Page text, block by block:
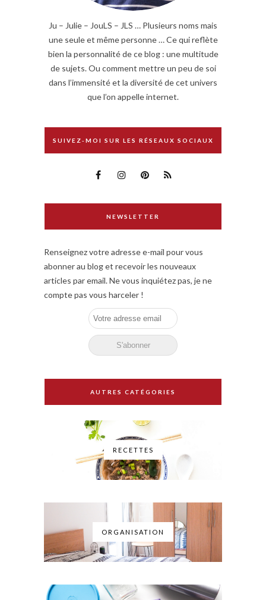
Ju – Julie – JouLS – JLS … Plusieurs noms mais
une seule et même personne … Ce qui reflète
bien la personnalité de ce blog : une multitude
de sujets. Ou comment mettre un peu de soi
dans l’immensité et la diversité de cet univers
que l’on appelle internet.
SUIVEZ-MOI SUR LES RÉSEAUX SOCIAUX
NEWSLETTER
Renseignez votre adresse e-mail pour vous
abonner au blog et recevoir les nouveaux
articles par email. Ne vous inquiétez pas, je ne
compte pas vous harceler !
AUTRES CATÉGORIES
RECETTES
ORGANISATION